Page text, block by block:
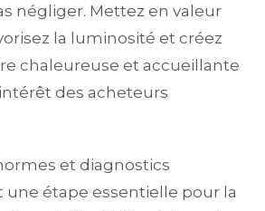
négliger. Mettez en valeur
la luminosité et créez
chaleureuse et accueillante
des acheteurs
et diagnostics
une étape essentielle pour la